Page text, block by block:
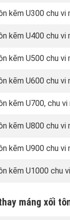
kẽm U300 chu
kẽm U400 chu
kẽm U500 chu
kẽm U600 chu
kẽm U700, chu
kẽm U800 chu
kẽm U900 chu
kẽm U1000 chu
máng xối